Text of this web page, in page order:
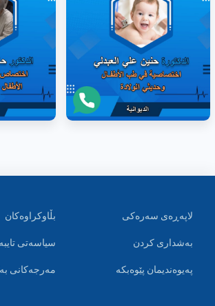
لاپەڕەی سەرەکی
بەشداری کردن
پەیوەندیمان پێوەبکە
بڵاوکراوەکان
سیاسەتی
مەرجەکانی